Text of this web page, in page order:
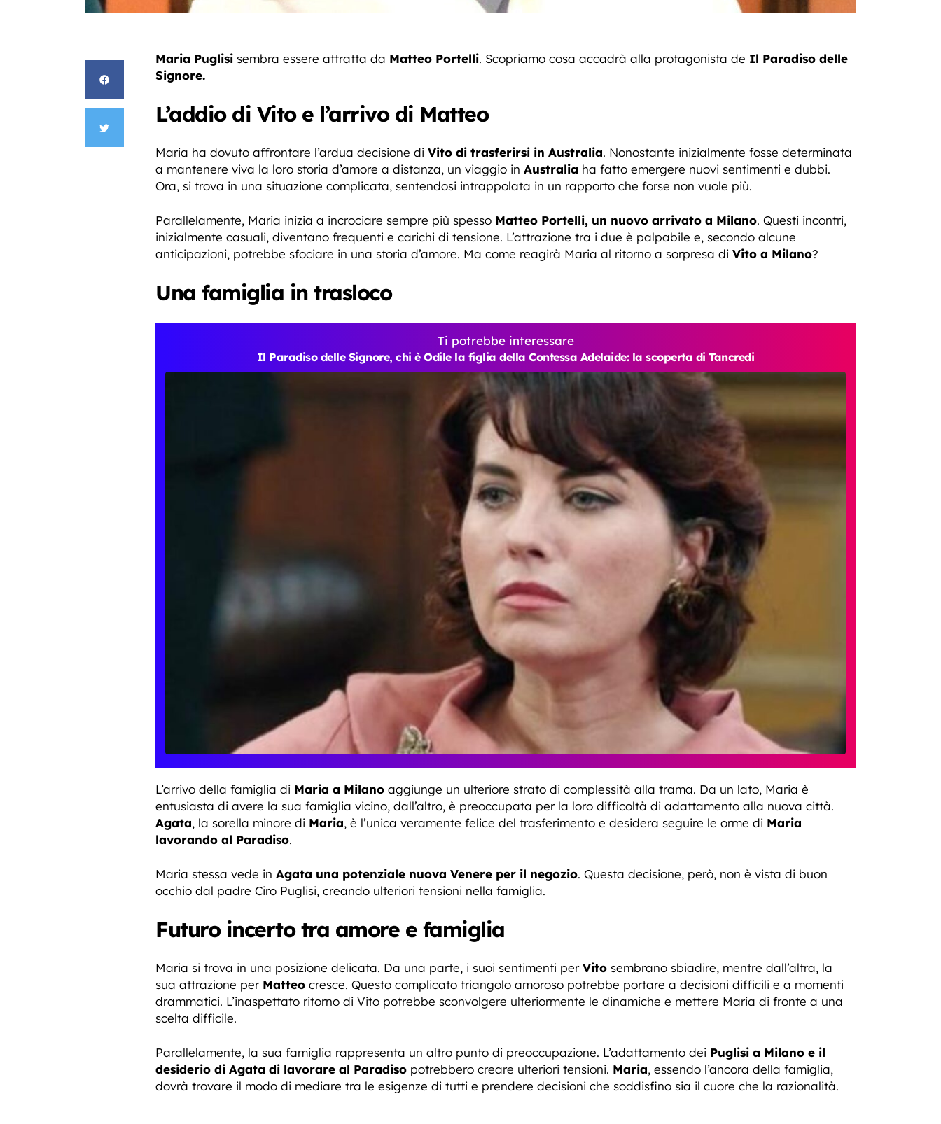
Maria Puglisi sembra essere attratta da Matteo Portelli. Scopriamo cosa accadrà alla protagonista de Il Paradiso delle
Signore.
L’addio di Vito e l’arrivo di Matteo
Maria ha dovuto affrontare l’ardua decisione di Vito di trasferirsi in Australia. Nonostante inizialmente fosse determinata
a mantenere viva la loro storia d’amore a distanza, un viaggio in Australia ha fatto emergere nuovi sentimenti e dubbi.
Ora, si trova in una situazione complicata, sentendosi intrappolata in un rapporto che forse non vuole più.
Parallelamente, Maria inizia a incrociare sempre più spesso Matteo Portelli, un nuovo arrivato a Milano. Questi incontri,
inizialmente casuali, diventano frequenti e carichi di tensione. L’attrazione tra i due è palpabile e, secondo alcune
anticipazioni, potrebbe sfociare in una storia d’amore. Ma come reagirà Maria al ritorno a sorpresa di Vito a Milano?
Una famiglia in trasloco
Ti potrebbe interessare
Il Paradiso delle Signore, chi è Odile la figlia della Contessa Adelaide: la scoperta di Tancredi
L’arrivo della famiglia di Maria a Milano aggiunge un ulteriore strato di complessità alla trama. Da un lato, Maria è
entusiasta di avere la sua famiglia vicino, dall’altro, è preoccupata per la loro difficoltà di adattamento alla nuova città.
Agata, la sorella minore di Maria, è l’unica veramente felice del trasferimento e desidera seguire le orme di Maria
lavorando al Paradiso.
Maria stessa vede in Agata una potenziale nuova Venere per il negozio. Questa decisione, però, non è vista di buon
occhio dal padre Ciro Puglisi, creando ulteriori tensioni nella famiglia.
Futuro incerto tra amore e famiglia
Maria si trova in una posizione delicata. Da una parte, i suoi sentimenti perVito sembrano sbiadire, mentre dall’altra, la
sua attrazione per Matteo cresce. Questo complicato triangolo amoroso potrebbe portare a decisioni difficili e a momenti
drammatici. L’inaspettato ritorno di Vito potrebbe sconvolgere ulteriormente le dinamiche e mettere Maria di fronte a una
scelta difficile.
Parallelamente, la sua famiglia rappresenta un altro punto di preoccupazione. L’adattamento dei Puglisi a Milano e il
desiderio di Agata di lavorare al Paradiso potrebbero creare ulteriori tensioni. Maria, essendo l’ancora della famiglia,
dovrà trovare il modo di mediare tra le esigenze di tutti e prendere decisioni che soddisfino sia il cuore che la razionalità.